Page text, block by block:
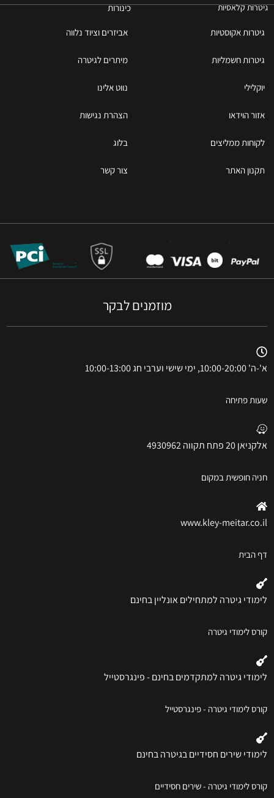
גיטרות קלאסיות כינורות
גיטרות אקוסטיות אביזרים וציוד נלווה
גיטרות חשמליות מיתרים לגיטרה
יוקלילי נווט אלינו
אזור הוידאו הצהרת נגישות
לקוחות ממליצים בלוג
תקנון האתר צור קשר
מוזמנים לבקר
א'-ה' 10:00-20:00, ימי שישי וערבי חג 10:00-13:00
שעות פתיחה
אלקניאן 20 פתח תקווה 4930962
חניה חופשית במקום
www.kley-meitar.co.il
דף הבית
לימודי גיטרה למתחילים אונליין בחינם
קורס לימודי גיטרה
לימודי גיטרה למתקדמים בחינם - פינגרסטייל
קורס לימודי גיטרה - פינגרסטייל
לימודי שירים חסידיים בגיטרה בחינם
קורס לימודי גיטרה - שירים חסידיים